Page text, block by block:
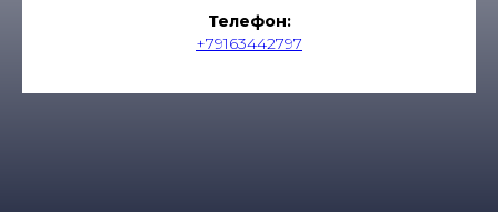
Телефон:
+79163442797